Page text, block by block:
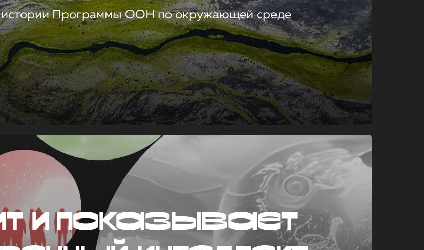
истории Программы ООН по окружающей среде
и показывает